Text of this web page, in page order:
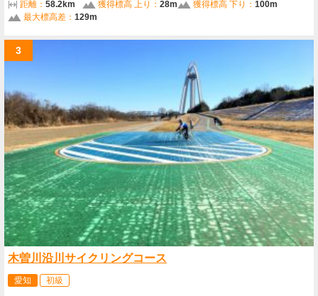
距離： 58.2km 獲得標高 上り： 28m 獲得標高 下り： 100m
最大標高差： 129m
木曽川沿川サイクリングコース
愛知 初級